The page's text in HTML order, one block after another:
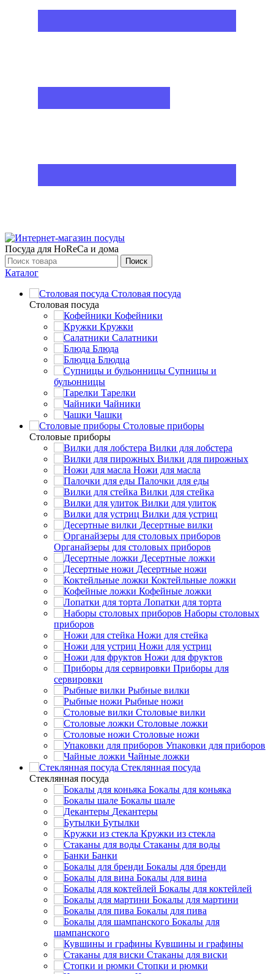
Посуда для HoReCa и дома
Поиск
Каталог
Столовая посуда
Столовая посуда
Кофейники
Кружки
Салатники
Блюда
Блюдца
Супницы и
бульонницы
Тарелки
Чайники
Чашки
Cтоловые приборы
Cтоловые приборы
Вилки для лобстера
Вилки для пирожных
Ножи для масла
Палочки для еды
Вилки для стейка
Вилки для улиток
Вилки для устриц
Десертные вилки
Органайзеры для столовых приборов
Десертные ложки
Десертные ножи
Коктейльные ложки
Кофейные ложки
Лопатки для торта
Наборы столовых
приборов
Ножи для стейка
Ножи для устриц
Ножи для фруктов
Приборы для
сервировки
Рыбные вилки
Рыбные ножи
Столовые вилки
Столовые ложки
Столовые ножи
Упаковки для приборов
Чайные ложки
Стеклянная посуда
Стеклянная посуда
Бокалы для коньяка
Бокалы шале
Декантеры
Бутылки
Кружки из стекла
Стаканы для воды
Банки
Бокалы для бренди
Бокалы для вина
Бокалы для коктейлей
Бокалы для мартини
Бокалы для пива
Бокалы для
шампанского
Кувшины и графины
Стаканы для виски
Стопки и рюмки